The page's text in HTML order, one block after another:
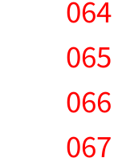
064
065
066
067